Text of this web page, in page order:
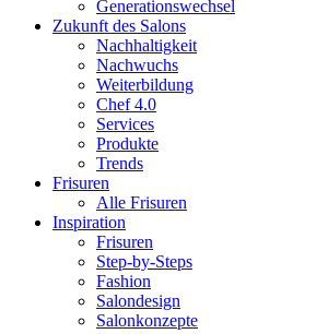
Generationswechsel
Zukunft des Salons
Nachhaltigkeit
Nachwuchs
Weiterbildung
Chef 4.0
Services
Produkte
Trends
Frisuren
Alle Frisuren
Inspiration
Frisuren
Step-by-Steps
Fashion
Salondesign
Salonkonzepte